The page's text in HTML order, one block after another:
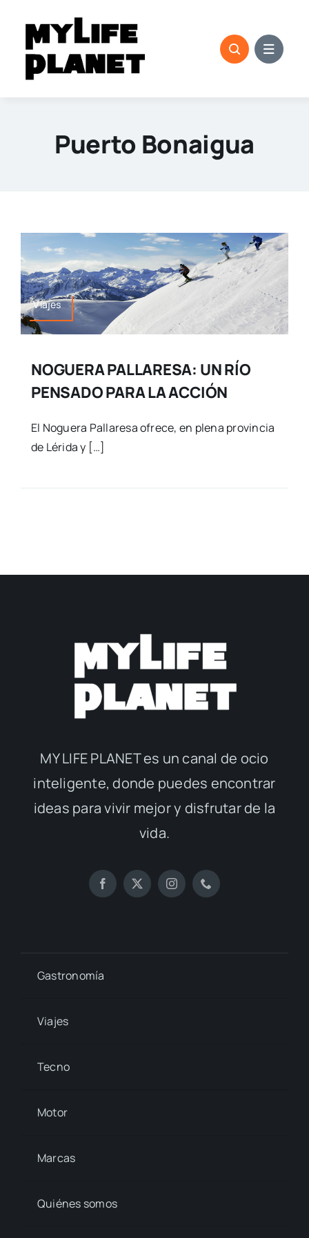
contenido
Puerto Bonaigua
Viajes
NOGUERA PALLARESA: UN RÍO
PENSADO PARA LA ACCIÓN
El Noguera Pallaresa ofrece, en plena provincia
de Lérida y […]
MY LIFE PLANET es un canal de ocio
inteligente, donde puedes encontrar
ideas para vivir mejor y disfrutar de la
vida.
Gastronomía
Viajes
Tecno
Motor
Marcas
Quiénes somos